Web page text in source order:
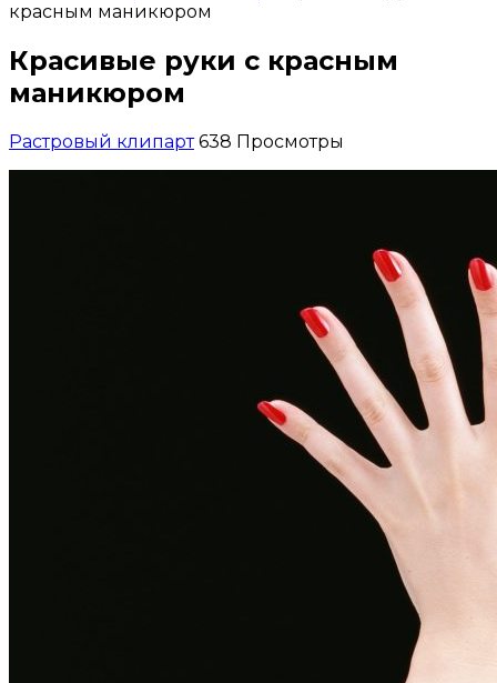
красным маникюром
Красивые руки с красным
маникюром
Растровый клипарт 638 Просмотры